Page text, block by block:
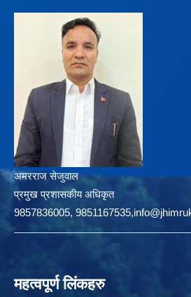
अमरराज सेजुवाल
प्रमुख प्रशासकीय अधिकृत
9857836005,
महत्वपूर्ण लिंकहरु